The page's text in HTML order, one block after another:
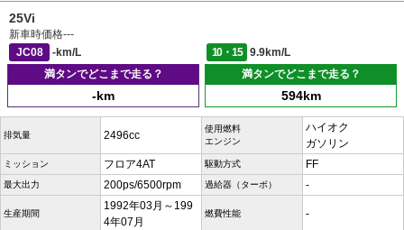
25Vi
新車時価格---
JC08
-km/L 10・15
9.9km/L
満タンでどこまで走る？
-km
満タンでどこまで走る？
594km
排気量 2496cc
使用燃料
エンジン
ハイオク
ガソリン
ミッション フロア4AT 駆動方式 FF
最大出力 200ps/6500rpm 過給器（ターボ） -
生産期間
1992年03月～199
4年07月
燃費性能 -